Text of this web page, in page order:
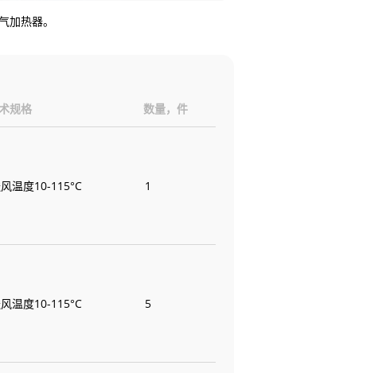
加热器。
规格 数量，件
温度10-115°C 1
温度10-115°C 5